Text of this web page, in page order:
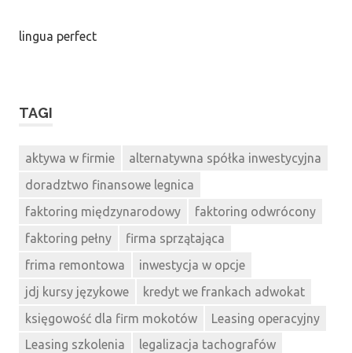
lingua perfect
TAGI
aktywa w firmie
alternatywna spółka inwestycyjna
doradztwo finansowe legnica
faktoring międzynarodowy
faktoring odwrócony
faktoring pełny
firma sprzątająca
frima remontowa
inwestycja w opcje
jdj kursy językowe
kredyt we frankach adwokat
księgowość dla firm mokotów
Leasing operacyjny
Leasing szkolenia
legalizacja tachografów